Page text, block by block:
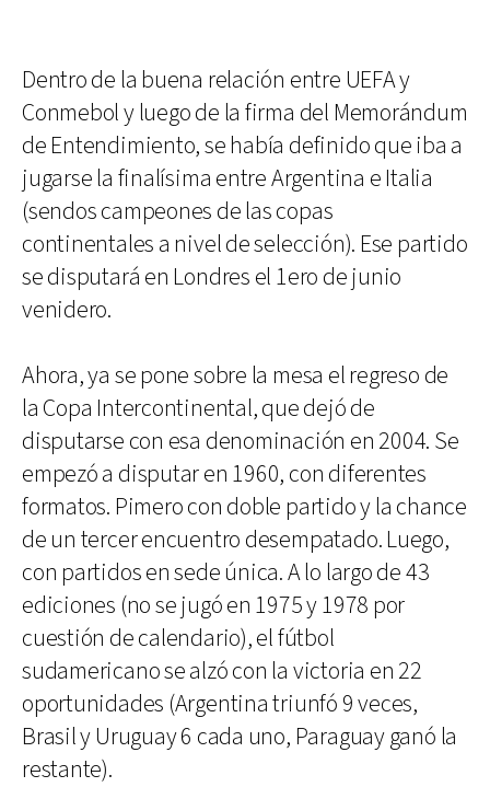
Dentro de la buena relación entre UEFA y
Conmebol y luego de la firma del Memorándum
de Entendimiento, se había definido que iba a
jugarse la finalísima entre Argentina e Italia
(sendos campeones de las copas
continentales a nivel de selección). Ese partido
se disputará en Londres el 1ero de junio
venidero.
Ahora, ya se pone sobre la mesa el regreso de
la Copa Intercontinental, que dejó de
disputarse con esa denominación en 2004. Se
empezó a disputar en 1960, con diferentes
formatos. Pimero con doble partido y la chance
de un tercer encuentro desempatado. Luego,
con partidos en sede única. A lo largo de 43
ediciones (no se jugó en 1975 y 1978 por
cuestión de calendario), el fútbol
sudamericano se alzó con la victoria en 22
oportunidades (Argentina triunfó 9 veces,
Brasil y Uruguay 6 cada uno, Paraguay ganó la
restante).